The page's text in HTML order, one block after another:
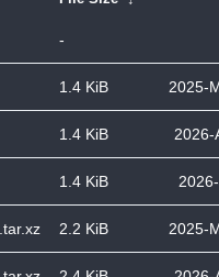
-
1.4 KiB 2025-
1.4 KiB 2026-
1.4 KiB
2.2 KiB 2025-